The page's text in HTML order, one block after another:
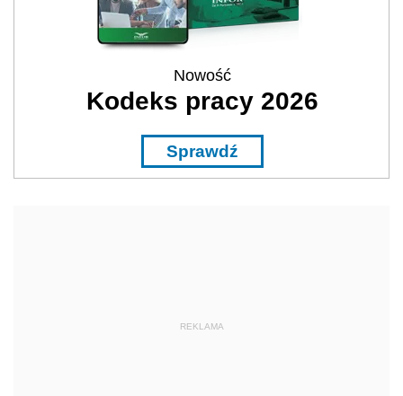
Nowość
Kodeks pracy 2026
Sprawdź
REKLAMA